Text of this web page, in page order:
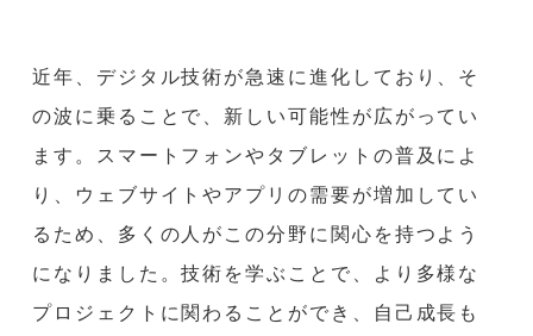
近年、デジタル技術が急速に進化しており、そ
の波に乗ることで、新しい可能性が広がってい
ます。スマートフォンやタブレットの普及によ
り、ウェブサイトやアプリの需要が増加してい
るため、多くの人がこの分野に関心を持つよう
になりました。技術を学ぶことで、より多様な
プロジェクトに関わることができ、自己成長も